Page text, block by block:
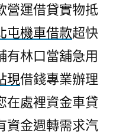
營運借貸實物抵
屯機車借款超快
有林口當舖急用
現借錢專業辦理
在處裡資金車貸
資金週轉需求汽